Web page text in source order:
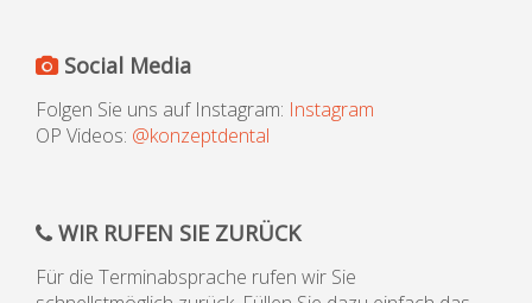
Social Media
Folgen Sie uns auf Instagram: Instagram
OP Videos: @konzeptdental
WIR RUFEN SIE ZURÜCK
Für die Terminabsprache rufen wir Sie